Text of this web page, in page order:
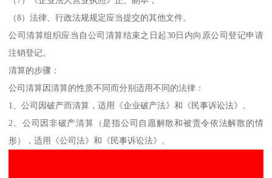
（8）法律、行政法规规定应当提交的其他文件。
公司清算组织应当自公司清算结束之日起30日内向原公司登记申请
注销登记。
清算的步骤：
公司清算因清算的性质不同而分别适用不同的法律：
1、公司因破产而清算，适用《企业破产法》和《民事诉讼法》。
2、公司因非破产清算（是指公司自愿解散和被责令依法解散的情
形），适用《公司法》和《民事诉讼法》。